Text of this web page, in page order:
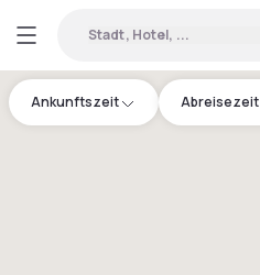
Stadt, Hotel, ...
Ankunftszeit Abreisezeit